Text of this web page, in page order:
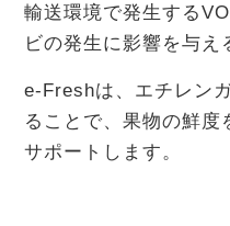
輸送環境で発生する
ビの発生に影響を与え
e-Freshは、エチレン
ることで、果物の鮮度
サポートします。